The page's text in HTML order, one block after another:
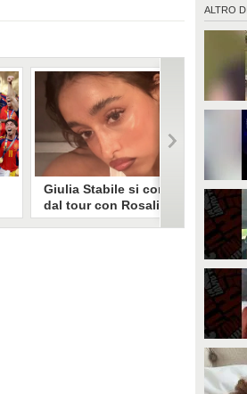
ALTRO DI
Giulia Stabile si confessa
dal tour con Rosalia: "Non
sono stata bene, costretta
ballo di Rosalia, Giulia Stabile si è
lasciata andare a una confessione